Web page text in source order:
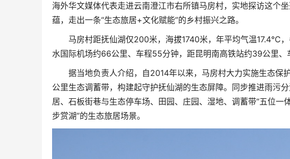
海外华文媒体代表走进云南澄江市右所镇马房村，实地探访这个
蕴，走出一条“生态旅居+文化赋能”的乡村振兴之路。
马房村距抚仙湖仅200米，海拔1740米，年平均气温17.4℃
水国际机场约66公里、车程55分钟，距昆明南高铁站约39公里、
据当地负责人介绍，自2014年以来，马房村大力实施生态保
公里生态调蓄带，构建起守护抚仙湖的生态屏障。同步推进雨污
居、石板街巷与生态停车场、田园、庄园、湿地、调蓄带“五位一
步赏湖”的生态旅居场景。